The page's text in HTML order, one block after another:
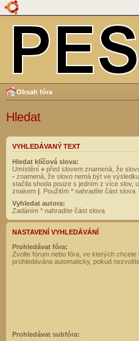
Obsah fóra
Hledat
VYHLEDÁVANÝ TEXT
Hledat klíčová slova:
Umístění + před slovem znamená, že
- znamená, že slovo nemá být ve
stačila shoda pouze s jedním z více slov,
znakem | . Použitím * nahradíte část slova
Vyhledat autora:
Zadáním * nahradíte část slova
NASTAVENÍ VYHLEDÁVÁNÍ
Prohledávat fóra:
Zvolte fórum nebo fóra, ve kterých chcete
prohledávána automaticky, pokud
Prohledávat subfóra: